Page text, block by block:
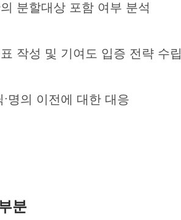
분할대상 포함 여부 분석
작성 및 기여도 입증 전략 수립
명의 이전에 대한 대응
분